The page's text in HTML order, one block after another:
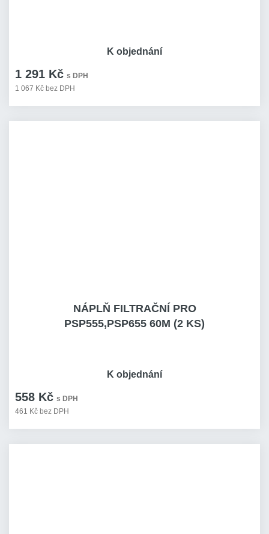
1 291 Kč s DPH
1 067 Kč bez DPH
K objednání
NÁPLŇ FILTRAČNÍ PRO
PSP555,PSP655 60M (2 KS)
558 Kč s DPH
461 Kč bez DPH
K objednání